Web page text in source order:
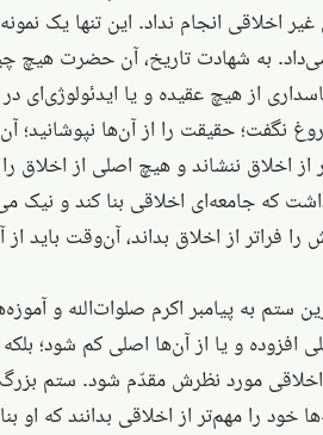
غیر اخلاقی انجام نداد. این تنها یک
به شهادت تاریخ، آن حضرت هیچ
از هیچ عقیده و یا
نگفت؛ حقیقت را از آن‌ها نپوشانید؛
از اخلاق ننشاند و هیچ اصلی از
که جامعه‌ای اخلاقی بنا کند و نیک
را فراتر از اخلاق بداند، آن‌وقت باید
ستم به پیامبر اکرم صلوات‌الله و
افزوده و یا از آن‌ها اصلی کم شود؛
مورد نظرش مقدّم شود. ستم بزرگ
خود را مهم‌تر از اخلاقی بدانند که او